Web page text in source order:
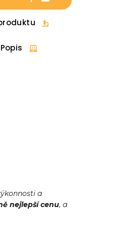
Popis
a
nejlepší cenu, a